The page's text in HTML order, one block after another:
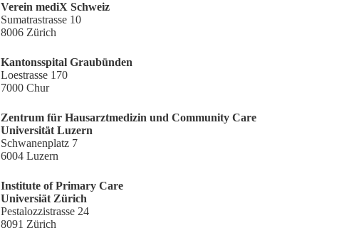
Verein mediX Schweiz
Sumatrastrasse 10
8006 Zürich
Kantonsspital Graubünden
Loestrasse 170
7000 Chur
Zentrum für Hausarztmedizin und Community Care
Universität Luzern
Schwanenplatz 7
6004 Luzern
Institute of Primary Care
Universiät Zürich
Pestalozzistrasse 24
8091 Zürich